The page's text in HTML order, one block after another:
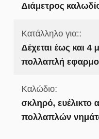
Διάμετρος
Κατάλληλο για::
Δέχεται έως και 4
πολλαπλή
Καλώδιο:
σκληρό, ευέλικτο
πολλαπλών